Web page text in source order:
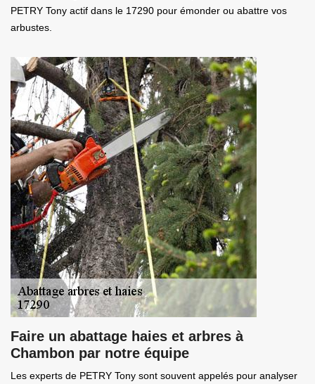
PETRY Tony actif dans le 17290 pour émonder ou abattre vos
arbustes.
Faire un abattage haies et arbres à
Chambon par notre équipe
Les experts de PETRY Tony sont souvent appelés pour analyser